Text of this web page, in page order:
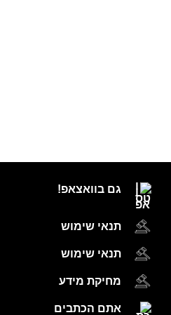
גם בוואצאפ!
תנאי שימוש
תנאי שימוש
מחיקת מידע
אתם הכתבים